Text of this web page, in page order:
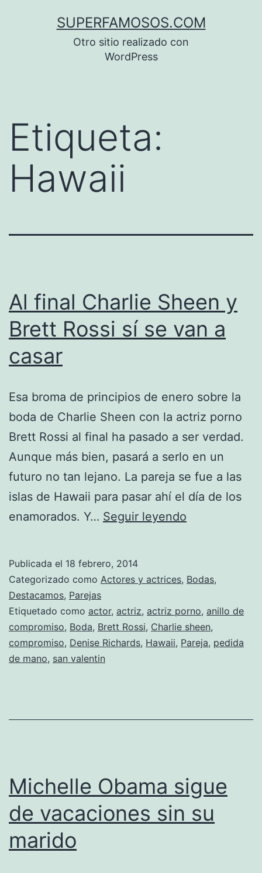
SUPERFAMOSOS.COM
Otro sitio realizado con
WordPress
Etiqueta:
Hawaii
Al final Charlie Sheen y
Brett Rossi sí se van a
casar
Esa broma de principios de enero sobre la
boda de Charlie Sheen con la actriz porno
Brett Rossi al final ha pasado a ser verdad.
Aunque más bien, pasará a serlo en un
futuro no tan lejano. La pareja se fue a las
islas de Hawaii para pasar ahí el día de los
enamorados. Y… Seguir leyendo
Sheen
Brett
Rossi
Publicada el 18 febrero, 2014
Categorizado como Actores y actrices, Bodas,
Destacamos, Parejas
Etiquetado como actor, actriz, actriz porno, anillo de
compromiso, Boda, Brett Rossi, Charlie sheen,
compromiso, Denise Richards, Hawaii, Pareja, pedida
de mano, san valentin
Michelle Obama sigue
de vacaciones sin su
marido